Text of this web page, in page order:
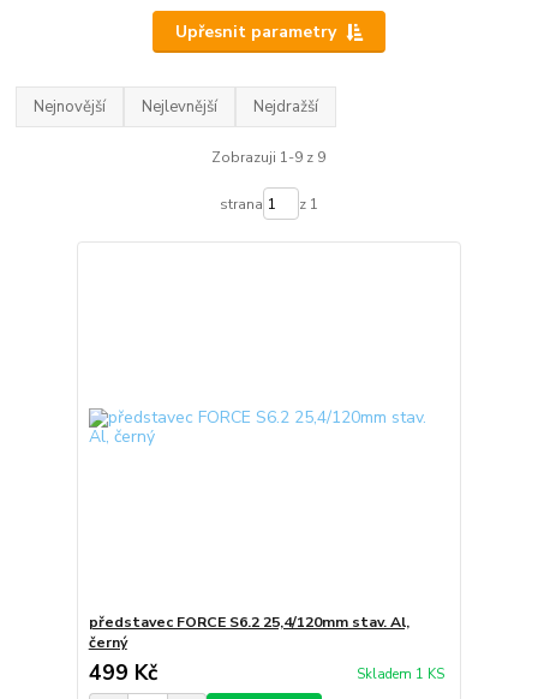
Upřesnit parametry
Nejnovější Nejlevnější Nejdražší
Zobrazuji 1-9 z 9
strana z 1
představec FORCE S6.2 25,4/120mm stav. Al,
černý
499 Kč Skladem 1 KS